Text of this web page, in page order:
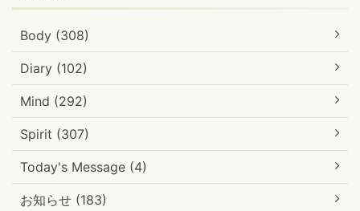
Body (308)
Diary (102)
Mind (292)
Spirit (307)
Today's Message (4)
お知らせ (183)